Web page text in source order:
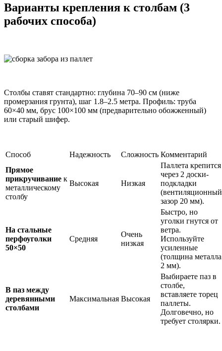
Варианты крепления к столбам (3
рабочих способа)
Столбы ставят стандартно: глубина 70–90 см (ниже
промерзания грунта), шаг 1.8–2.5 метра. Профиль: труба
60×40 мм, брус 100×100 мм (предварительно обожженный)
или старый шифер.
Способ Надежность Сложность Комментарий
Прямое
прикручивание к
металлическому
столбу
Высокая Низкая
Паллета крепится
через 2 доски-
подкладки
(вентиляционный
зазор 20 мм).
На стальные
перфоуголки
50×50
Средняя
Очень
низкая
Быстро, но
уголки гнутся от
ветра.
Используйте
усиленные
(толщина металла
2 мм).
В паз между
деревянными
столбами
Максимальная Высокая
Выбираете паз в
столбе,
вставляете торец
паллеты.
Долговечно, но
требует столярки.